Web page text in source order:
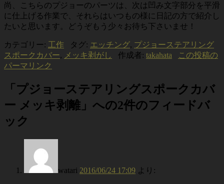
尚、こちらのプジョーのパーツは、次は凹み文字部分を平滑
に仕上げる作業で、それらはいつもの様に日記の方で紹介し
たいと思います。どうぞもう少々お待ち下さいませ！
カテゴリー: 工作 タグ: エッチング, プジョーステアリング
スポークカバー, メッキ剥がし 作成者: takahata
この投稿の
パーマリンク
「 プジョーステアリングスポークカバ
ー メッキ剥離 」への2件のフィードバ
ック
watari 2016/06/24 17:09 より: